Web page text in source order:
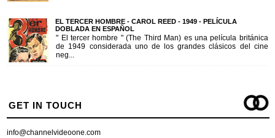
EL TERCER HOMBRE - CAROL REED - 1949 - PELÍCULA
DOBLADA EN ESPAÑOL
" El tercer hombre " (The Third Man) es una película británica
de 1949 considerada uno de los grandes clásicos del cine
neg...
GET IN TOUCH
info@channelvideoone.com